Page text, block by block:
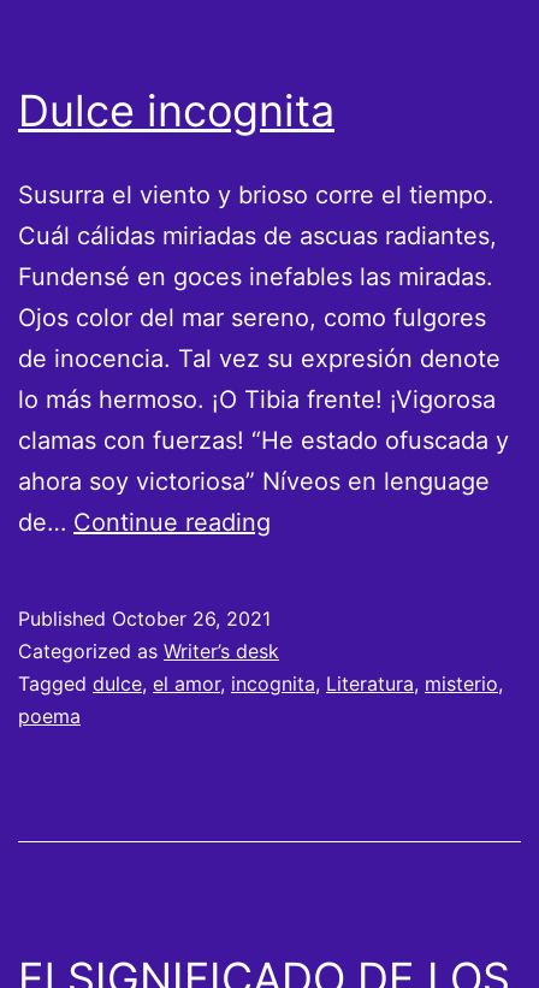
Dulce incognita
Susurra el viento y brioso corre el tiempo.
Cuál cálidas miriadas de ascuas radiantes,
Fundensé en goces inefables las miradas.
Ojos color del mar sereno, como fulgores
de inocencia. Tal vez su expresión denote
lo más hermoso. ¡O Tibia frente! ¡Vigorosa
clamas con fuerzas! “He estado ofuscada y
ahora soy victoriosa” Níveos en lenguage
de… Continue reading
Published October 26, 2021
Categorized as Writer’s desk
Tagged dulce, el amor, incognita, Literatura, misterio,
poema